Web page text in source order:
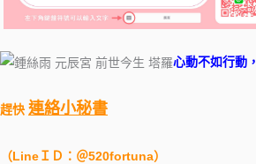
心動不如行動，
趕快 連絡小秘書
（LineＩＤ：＠520fortuna）